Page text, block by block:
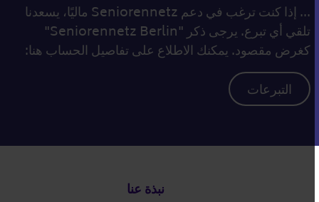
... إذا كنت ترغب في دعم Seniorennetz ماليًا، يسعدنا
تلقي أي تبرع. يرجى ذكر "Seniorennetz Berlin"
كغرض مقصود. يمكنك الاطلاع على تفاصيل الحساب هنا:
التبرعات
نبذة عنا